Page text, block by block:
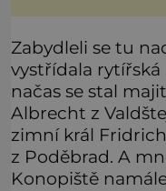
Zabydleli se tu
vystřídala
načas se stal
Albrecht z
zimní král
z Poděbrad. A
Konopiště